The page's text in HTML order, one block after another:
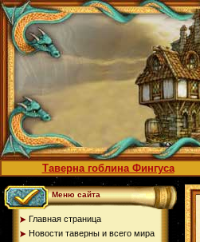
Таверна гоблина Фингуса
Меню сайта
Главная страница
Новости таверны и всего мира